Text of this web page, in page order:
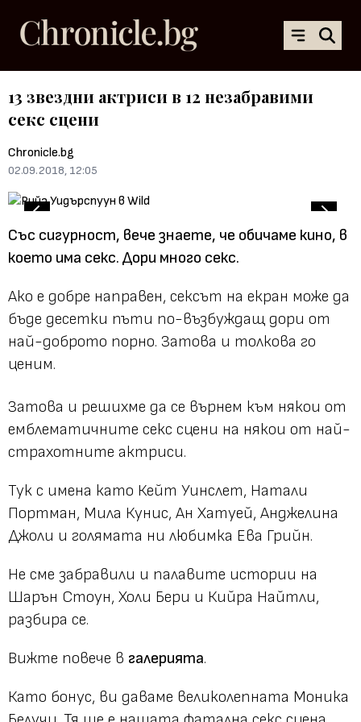
13 звездни актриси в 12 незабравими
секс сцени
Chronicle.bg
02.09.2018, 12:05
Със сигурност, вече знаете, че обичаме кино, в
което има секс. Дори много секс.
Ако е добре направен, сексът на екран може да
бъде десетки пъти по-възбуждащ дори от
най-доброто порно. Затова и толкова го
ценим.
Затова и решихме да се върнем към някои от
емблематичните секс сцени на някои от най-
страхотните актриси.
Тук с имена като Кейт Уинслет, Натали
Портман, Мила Кунис, Ан Хатуей, Анджелина
Джоли и голямата ни любимка Ева Грийн.
Не сме забравили и палавите истории на
Шарън Стоун, Холи Бери и Кийра Найтли,
разбира се.
Вижте повече в галерията.
Като бонус, ви даваме великолепната Моника